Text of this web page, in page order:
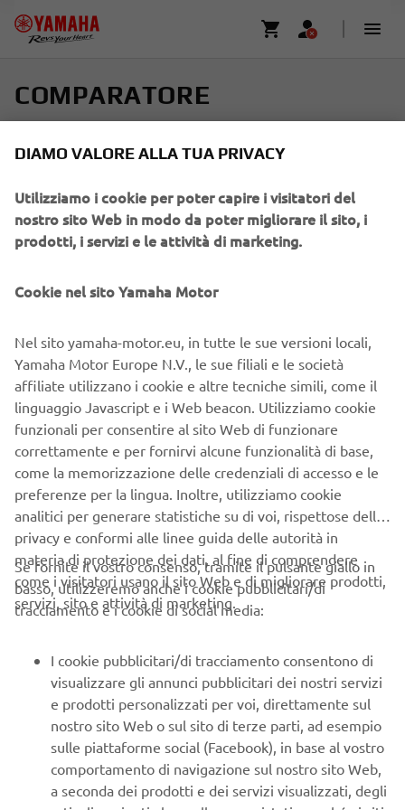
COMPARATORE
perfetta
Scorri in orizzontale per saperne di più
CORPORATE
B2B
PIÙ YAMAHA
SUPPORTO
NEWSLETTER
Conoscerai in anteprima le ultime offerte, gli eventi speciali, le
nuove uscite e molto altro
Passa in orizzontale
modalità orizzontale
CONFERMA
DIAMO VALORE ALLA TUA PRIVACY
Utilizziamo i cookie per poter capire i visitatori del
nostro sito Web in modo da poter migliorare il sito, i
prodotti, i servizi e le attività di marketing.
Cookie nel sito Yamaha Motor
Nel sito yamaha-motor.eu, in tutte le sue versioni locali,
Yamaha Motor Europe N.V., le sue filiali e le società
affiliate utilizzano i cookie e altre tecniche simili, come il
linguaggio Javascript e i Web beacon. Utilizziamo cookie
funzionali per consentire al sito Web di funzionare
correttamente e per fornirvi alcune funzionalità di base,
come la memorizzazione delle credenziali di accesso e le
preferenze per la lingua. Inoltre, utilizziamo cookie
analitici per generare statistiche su di voi, rispettose della
privacy e conformi alle linee guida delle autorità in
materia di protezione dei dati, al fine di comprendere
come i visitatori usano il sito Web e di migliorare prodotti,
servizi, sito e attività di marketing.
Se fornite il vostro consenso, tramite il pulsante giallo in
basso, utilizzeremo anche i cookie pubblicitari/di
tracciamento e i cookie di social media:
I cookie pubblicitari/di tracciamento consentono di
visualizzare gli annunci pubblicitari dei nostri servizi
e prodotti personalizzati per voi, direttamente sul
nostro sito Web o sul sito di terze parti, ad esempio
sulle piattaforme social (Facebook), in base al vostro
comportamento di navigazione sul nostro sito Web,
a seconda dei prodotti e dei servizi visualizzati, degli